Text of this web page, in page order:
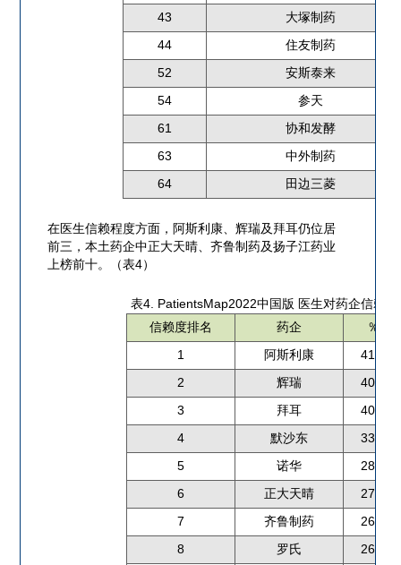
43 大塚制药
44 住友制药
52 安斯泰来
54 参天
61 协和发酵
63 中外制药
64 田边三菱
在医生信赖程度方面，阿斯利康、辉瑞及拜耳仍位居
前三，本土药企中正大天晴、齐鲁制药及扬子江药业
上榜前十。（表4）
表4. PatientsMap2022中国版 医生对药企信赖度
信赖度排名
药企 ％
1 阿斯利康 41.3
2 辉瑞 40.9
3 拜耳 40.0
4 默沙东 33.5
5 诺华 28.8
6 正大天晴 27.0
7 齐鲁制药 26.5
8 罗氏 26.1